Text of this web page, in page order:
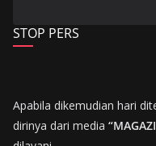
STOP PERS
Apabila dikemudian hari
dirinya dari media